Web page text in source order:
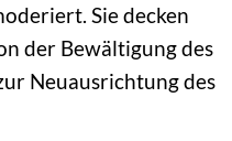
Sie decken
der Bewältigung des
Neuausrichtung des